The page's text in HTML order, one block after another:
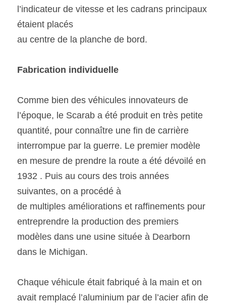
l’indicateur de vitesse et les cadrans principaux
étaient placés
au centre de la planche de bord.
Fabrication individuelle
Comme bien des véhicules innovateurs de
l’époque, le Scarab a été produit en très petite
quantité, pour connaître une fin de carrière
interrompue par la guerre. Le premier modèle
en mesure de prendre la route a été dévoilé en
1932 . Puis au cours des trois années
suivantes, on a procédé à
de multiples améliorations et raffinements pour
entreprendre la production des premiers
modèles dans une usine située à Dearborn
dans le Michigan.
Chaque véhicule était fabriqué à la main et on
avait remplacé l’aluminium par de l’acier afin de